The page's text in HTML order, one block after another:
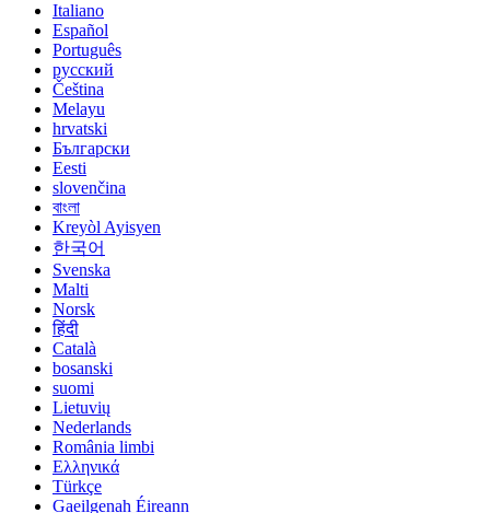
Italiano
Español
Português
русский
Čeština
Melayu
hrvatski
Български
Eesti
slovenčina
বাংলা
Kreyòl Ayisyen
한국어
Svenska
Malti
Norsk
हिंदी
Català
bosanski
suomi
Lietuvių
Nederlands
România limbi
Ελληνικά
Türkçe
Gaeilgenah Éireann